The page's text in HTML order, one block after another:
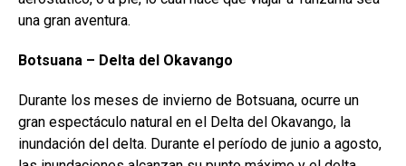
una gran aventura.
Botsuana – Delta del Okavango
Durante los meses de invierno de Botsuana, ocurre un
gran espectáculo natural en el Delta del Okavango, la
inundación del delta. Durante el período de junio a agosto,